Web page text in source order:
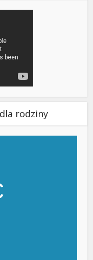
rodziny